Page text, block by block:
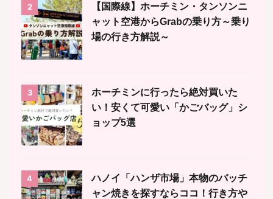
2
【国際線】ホーチミン・タンソンニ
ャット空港からGrabの乗り方～乗り
場の行き方解説～
3
ホーチミンに行ったら絶対買いた
い！安くて可愛い「かごバッグ」シ
ョップ5選
4
ハノイ「ハンザ市場」本物のバッチ
ャン焼きを探すならココ！行き方や